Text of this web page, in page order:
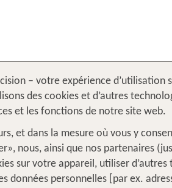
Amérique du Sud
– votre expérience d’utilisation
des cookies et d’autres
et les fonctions de notre site web.
et dans la mesure où vous y
nous, ainsi que nos partenaires
sur votre appareil, utiliser
données personnelles [par ex.